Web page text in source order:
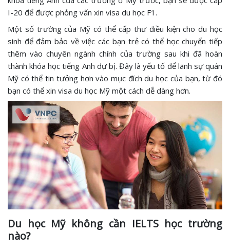
I-20 để được phỏng vấn xin visa du học F1.
Một số trường của Mỹ có thể cấp thư điều kiện cho du học
sinh để đảm bảo về việc các bạn trẻ có thể học chuyển tiếp
thêm vào chuyên ngành chính của trường sau khi đã hoàn
thành khóa học tiếng Anh dự bị. Đây là yếu tố để lãnh sự quán
Mỹ có thể tin tưởng hơn vào mục đích du học của bạn, từ đó
bạn có thể xin visa du học Mỹ một cách dễ dàng hơn.
Du học Mỹ không cần IELTS học trường
nào?